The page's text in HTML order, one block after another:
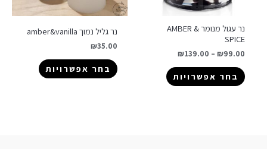
נר עגול מנומר AMBER &
SPICE
₪99.00
–
₪139.00
בחר אפשרויות
נר גליל נמוך amber&vanilla
₪35.00
בחר אפשרויות